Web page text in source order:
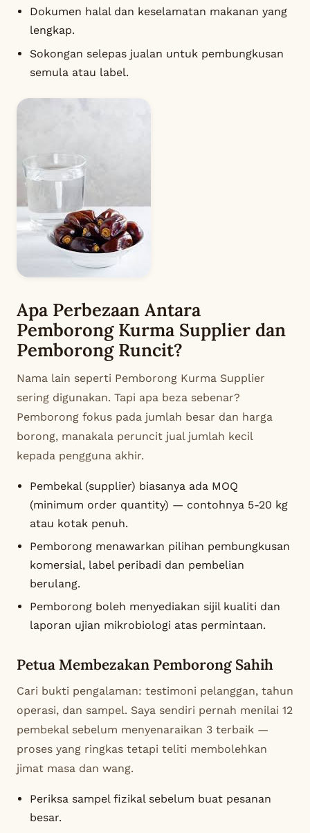
Dokumen halal dan keselamatan makanan yang
lengkap.
Sokongan selepas jualan untuk pembungkusan
semula atau label.
Apa Perbezaan Antara
Pemborong Kurma Supplier dan
Pemborong Runcit?
Nama lain seperti Pemborong Kurma Supplier
sering digunakan. Tapi apa beza sebenar?
Pemborong fokus pada jumlah besar dan harga
borong, manakala peruncit jual jumlah kecil
kepada pengguna akhir.
Pembekal (supplier) biasanya ada MOQ
(minimum order quantity) — contohnya 5-20 kg
atau kotak penuh.
Pemborong menawarkan pilihan pembungkusan
komersial, label peribadi dan pembelian
berulang.
Pemborong boleh menyediakan sijil kualiti dan
laporan ujian mikrobiologi atas permintaan.
Petua Membezakan Pemborong Sahih
Cari bukti pengalaman: testimoni pelanggan, tahun
operasi, dan sampel. Saya sendiri pernah menilai 12
pembekal sebelum menyenaraikan 3 terbaik —
proses yang ringkas tetapi teliti membolehkan
jimat masa dan wang.
Periksa sampel fizikal sebelum buat pesanan
besar.